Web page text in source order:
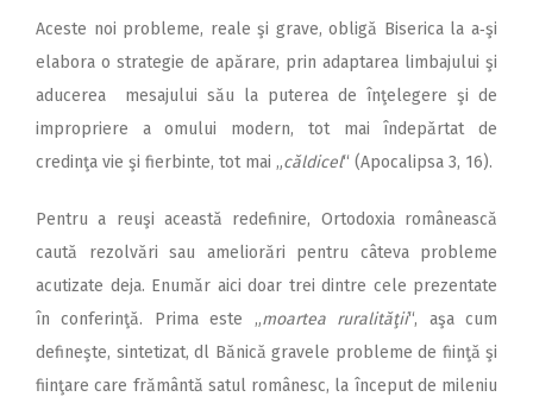
Aceste noi probleme, reale şi grave, obligă Biserica la a‑şi
elabora o strategie de apărare, prin adaptarea limbajului şi
aducerea mesajului său la puterea de înţelegere şi de
impropriere a omului modern, tot mai îndepărtat de
credinţa vie şi fierbinte, tot mai „căldicel“ (Apocalipsa 3, 16).
Pentru a reuşi această redefinire, Ortodoxia românească
caută rezolvări sau ameliorări pentru câteva probleme
acutizate deja. Enumăr aici doar trei dintre cele prezentate
în conferinţă. Prima este „moartea ruralităţii“, aşa cum
defineşte, sintetizat, dl Bănică gravele probleme de fiinţă şi
fiinţare care frământă satul românesc, la început de mileniu